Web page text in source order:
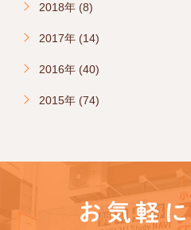
2018年 (8)
2017年 (14)
2016年 (40)
2015年 (74)
お気軽